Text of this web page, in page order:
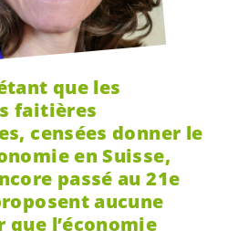
que les
faitières
censées donner le
en Suisse,
passé au 21e
aucune
l’économie